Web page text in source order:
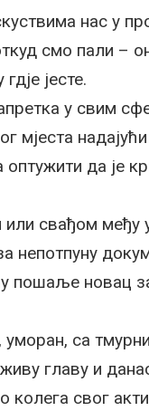
нас у
смо пали –
јесте.
у свим
мјеста
да је
свађом међу
непотпуну
пошаље новац
уморан, са
главу и
колега свог